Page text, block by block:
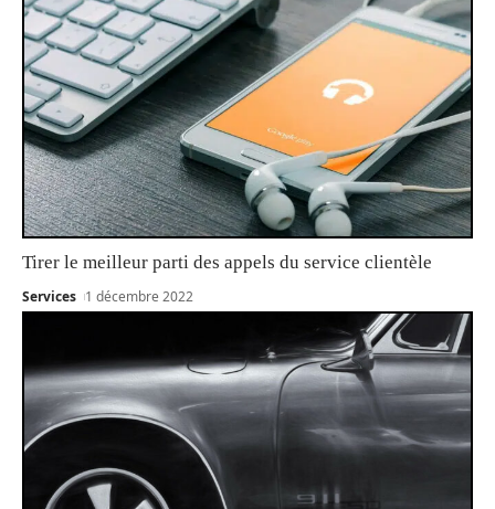
Tirer le meilleur parti des appels du service clientèle
Services 1 décembre 2022